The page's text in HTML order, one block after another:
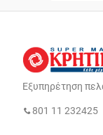
Εξυπηρέτηση
801 11 232425